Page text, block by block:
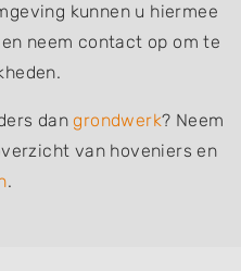
kunnen u hiermee
neem contact op om te
dangrondwerk? Neem
van hoveniers en
.